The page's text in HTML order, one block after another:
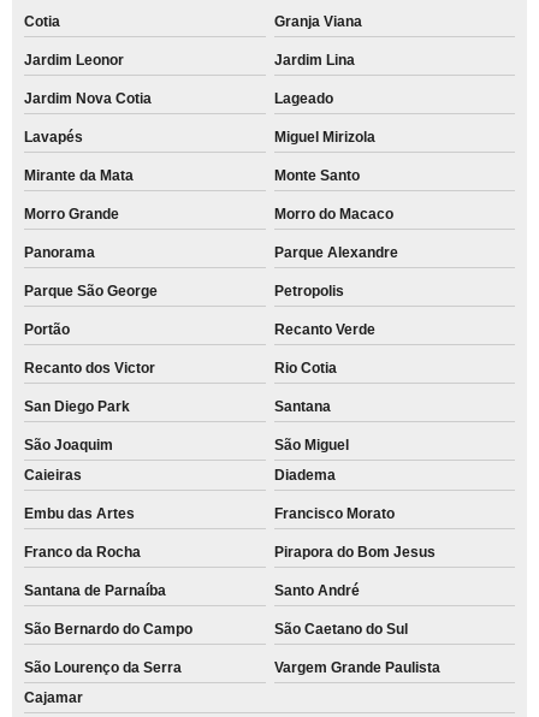
Cotia Granja Viana
Jardim Leonor Jardim Lina
Jardim Nova Cotia Lageado
Lavapés Miguel Mirizola
Mirante da Mata Monte Santo
Morro Grande Morro do Macaco
Panorama Parque Alexandre
Parque São George Petropolis
Portão Recanto Verde
Recanto dos Victor Rio Cotia
San Diego Park Santana
São Joaquim
São Miguel
Caieiras
Diadema
Embu das Artes Francisco Morato
Franco da Rocha Pirapora do Bom Jesus
Santana de Parnaíba Santo André
São Bernardo do Campo São Caetano do Sul
São Lourenço da Serra
Vargem Grande Paulista
Cajamar